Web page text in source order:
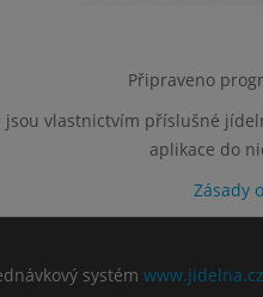
Připraveno
vlastnictvím příslušné
aplikace do
Zásady
systém www.jidelna.cz